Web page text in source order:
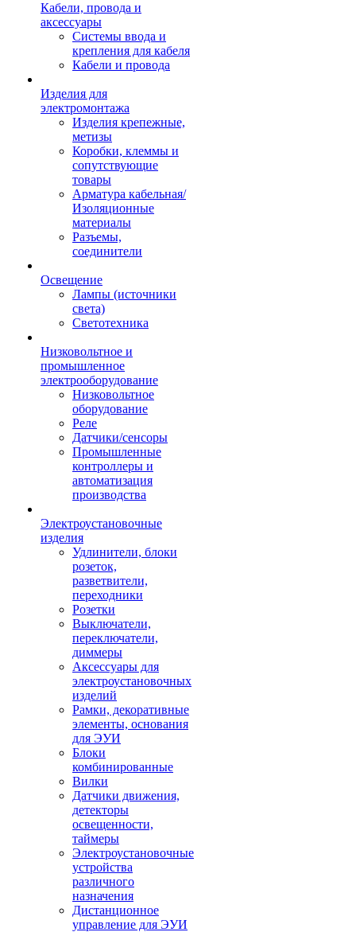
Кабели, провода и
аксессуары
Системы ввода и
крепления для кабеля
Кабели и провода
Изделия для
электромонтажа
Изделия крепежные,
метизы
Коробки, клеммы и
сопутствующие
товары
Арматура кабельная/
Изоляционные
материалы
Разъемы,
соединители
Освещение
Лампы (источники
света)
Светотехника
Низковольтное и
промышленное
электрооборудование
Низковольтное
оборудование
Реле
Датчики/сенсоры
Промышленные
контроллеры и
автоматизация
производства
Электроустановочные
изделия
Удлинители, блоки
розеток,
разветвители,
переходники
Розетки
Выключатели,
переключатели,
диммеры
Аксессуары для
электроустановочных
изделий
Рамки, декоративные
элементы, основания
для ЭУИ
Блоки
комбинированные
Вилки
Датчики движения,
детекторы
освещенности,
таймеры
Электроустановочные
устройства
различного
назначения
Дистанционное
управление для ЭУИ